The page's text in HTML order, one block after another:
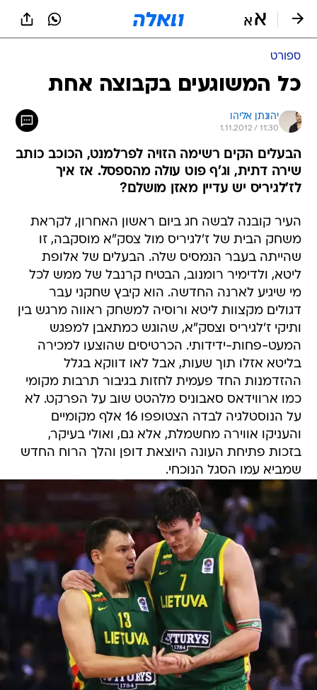
ספורט
כל המשוגעים בקבוצה אחת
יהונתן אליהו
1.11.2012 / 11:30
הבעלים הקים רשימה הזויה לפרלמנט, הכוכב כותב
שירה דתית, וג'ף פוט עולה מהספסל. אז איך
לז'לגיריס יש עדיין מאזן מושלם?
העיר קובנה לבשה חג ביום ראשון האחרון, לקראת
משחק הבית של ז'לגיריס מול צסק"א מוסקבה, זו
שהייתה בעבר הנמסיס שלה. הבעלים של אלופת
ליטא, ולדימיר רומנוב, הבטיח קרנבל של ממש לכל
מי שיגיע לארנה החדשה. הוא קיבץ שחקני עבר
דגולים מקצוות ליטא ורוסיה למשחק ראווה מרגש בין
ותיקי ז'לגיריס וצסק"א, שהוגש כמתאבן למפגש
המעט-פחות-ידידותי. הכרטיסים שהוצעו למכירה
בליטא אזלו תוך שעות, אבל לאו דווקא בגלל
ההזדמנות החד פעמית לחזות בגיבור תרבות מקומי
כמו ארווידאס סאבוניס מלהטט שוב על הפרקט. לא
על הנוסטלגיה לבדה הצטופפו 16 אלף מקומיים
והעניקו אווירה מחשמלת, אלא גם, ואולי בעיקר,
בזכות פתיחת העונה היוצאת דופן והלך הרוח החדש
שמביא עמו הסגל הנוכחי.